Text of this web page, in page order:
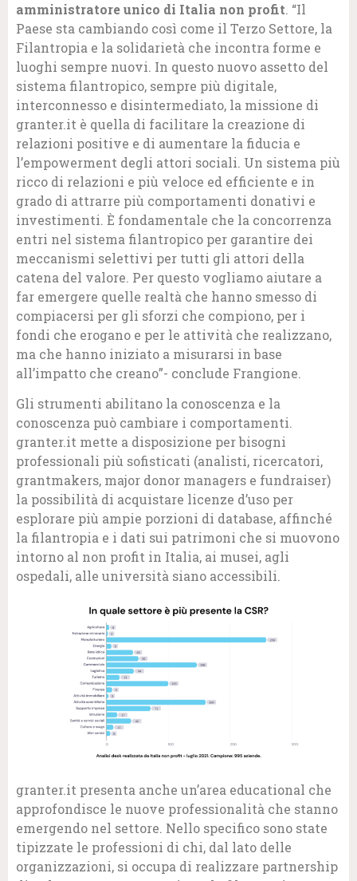
amministratore unico di Italia non profit. “Il
Paese sta cambiando così come il Terzo Settore, la
Filantropia e la solidarietà che incontra forme e
luoghi sempre nuovi. In questo nuovo assetto del
sistema filantropico, sempre più digitale,
interconnesso e disintermediato, la missione di
granter.it è quella di facilitare la creazione di
relazioni positive e di aumentare la fiducia e
l’empowerment degli attori sociali. Un sistema più
ricco di relazioni e più veloce ed efficiente e in
grado di attrarre più comportamenti donativi e
investimenti. È fondamentale che la concorrenza
entri nel sistema filantropico per garantire dei
meccanismi selettivi per tutti gli attori della
catena del valore. Per questo vogliamo aiutare a
far emergere quelle realtà che hanno smesso di
compiacersi per gli sforzi che compiono, per i
fondi che erogano e per le attività che realizzano,
ma che hanno iniziato a misurarsi in base
all’impatto che creano”- conclude Frangione.
Gli strumenti abilitano la conoscenza e la
conoscenza può cambiare i comportamenti.
granter.it mette a disposizione per bisogni
professionali più sofisticati (analisti, ricercatori,
grantmakers, major donor managers e fundraiser)
la possibilità di acquistare licenze d’uso per
esplorare più ampie porzioni di database, affinché
la filantropia e i dati sui patrimoni che si muovono
intorno al non profit in Italia, ai musei, agli
ospedali, alle università siano accessibili.
granter.it presenta anche un’area educational che
approfondisce le nuove professionalità che stanno
emergendo nel settore. Nello specifico sono state
tipizzate le professioni di chi, dal lato delle
organizzazioni, si occupa di realizzare partnership